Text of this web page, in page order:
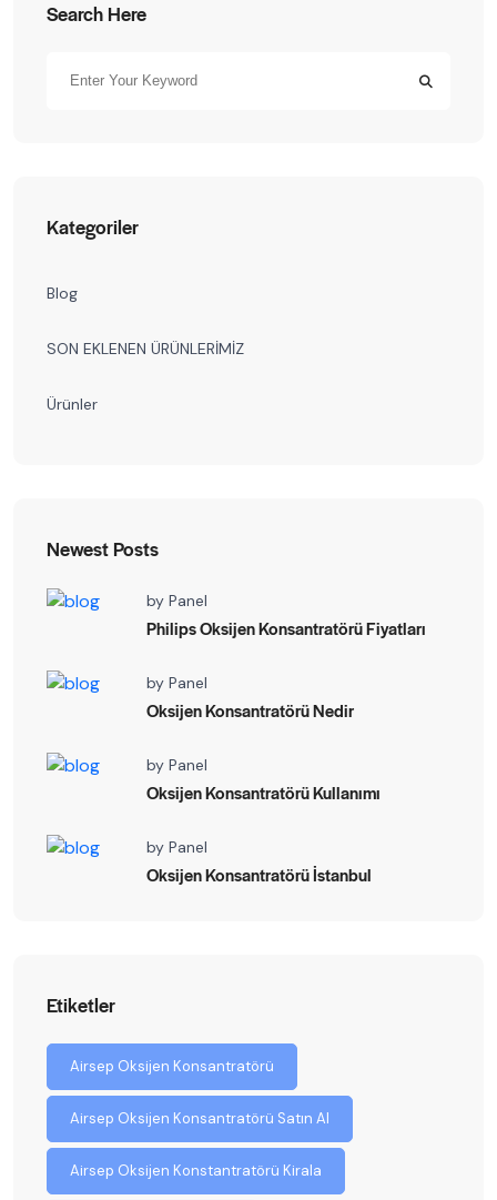
Search Here
Kategoriler
Blog
SON EKLENEN ÜRÜNLERİMİZ
Ürünler
Newest Posts
by Panel
Philips Oksijen Konsantratörü Fiyatları
by Panel
Oksijen Konsantratörü Nedir
by Panel
Oksijen Konsantratörü Kullanımı
by Panel
Oksijen Konsantratörü İstanbul
Etiketler
Airsep Oksijen Konsantratörü
Airsep Oksijen Konsantratörü Satın Al
Airsep Oksijen Konstantratörü Kirala